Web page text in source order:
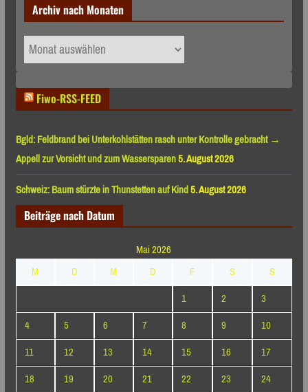
Archiv nach Monaten
Archiv
nach
Fiwo-RSS-FEED
Bgld: Feldbrand bei Unterkohlstätten rasch unter Kontrolle gebracht →
Appell zur Vorsicht und zum Wassersparen5. August 2026
Schweiz: Baum stürzte in Thunstetten auf Kind5. August 2026
Beiträge nach Datum
Mai 2026
M
D M D F S
S
1
2
3
4
5 6 7 8 9
10
11
12 13 14 15 16
17
18
19 20 21 22 23
24